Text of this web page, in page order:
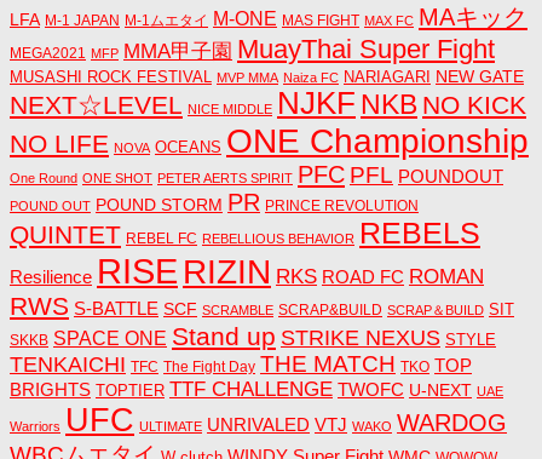
LFA M-1 JAPAN M-1ムエタイ M-ONE MAS FIGHT MAX FC MAキック
MEGA2021 MFP MMA甲子園 MuayThai Super Fight
MUSASHI ROCK FESTIVAL MVP MMA Naiza FC NARIAGARI NEW GATE
NEXT☆LEVEL NICE MIDDLE NJKF NKB NO KICK
NO LIFE NOVA OCEANS ONE Championship
One Round ONE SHOT PETER AERTS SPIRIT PFC PFL POUNDOUT
POUND OUT POUND STORM PR PRINCE REVOLUTION
QUINTET REBEL FC REBELLIOUS BEHAVIOR REBELS
Resilience RISE RIZIN RKS ROAD FC ROMAN
RWS S-BATTLE SCF SCRAMBLE SCRAP&BUILD SCRAP＆BUILD SIT
SKKB SPACE ONE Stand up STRIKE NEXUS STYLE
TENKAICHI TFC The Fight Day THE MATCH TKO TOP
BRIGHTS TOPTIER TTF CHALLENGE TWOFC U-NEXT UAE
Warriors UFC ULTIMATE UNRIVALED VTJ WAKO WARDOG